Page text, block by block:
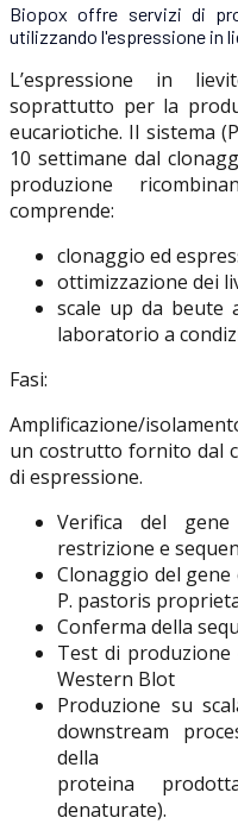
Biopox offre servizi di
utilizzando l'espressione in
L’espressione in
soprattutto per la
eucariotiche. Il sistema
10 settimane dal
produzione
comprende:
clonaggio ed
ottimizzazione dei
scale up da beute
laboratorio a
Fasi:
Amplificazione/
un costrutto fornito dal
di espressione.
Verifica del
restrizione e
Clonaggio del
P. pastoris
Conferma della
Test di produzione
Western Blot
Produzione su
downstream
della
proteina
denaturate).